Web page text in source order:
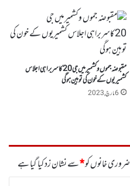
مقبوضہ جموں وکشمیرمیں جی 20کاسربراہی اجلاس
کشمیریوں کے خون کی توہین ہوگی
6 مارچ, 2023
ضروری خانوں کو*سے نشان زد کیا گیا ہے